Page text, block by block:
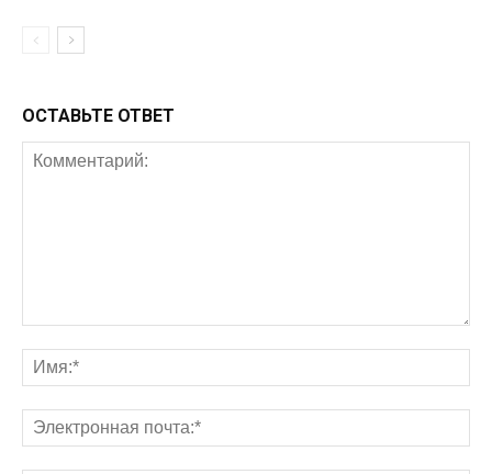
ОСТАВЬТЕ ОТВЕТ